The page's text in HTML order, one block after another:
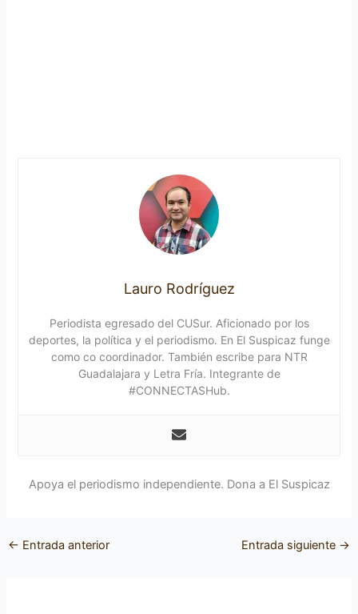
Lauro Rodríguez
Periodista egresado del CUSur. Aficionado por los
deportes, la política y el periodismo. En El Suspicaz funge
como co coordinador. También escribe para NTR
Guadalajara y Letra Fría. Integrante de
#CONNECTASHub.
Apoya el periodismo independiente. Dona a El Suspicaz
← Entrada anterior Entrada siguiente →